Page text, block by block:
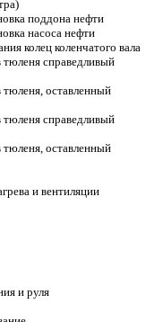
поддона нефти
насоса нефти
колец коленчатого вала
справедливый
оставленный
справедливый
оставленный
и вентиляции
и руля